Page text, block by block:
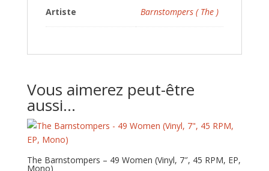
Artiste Barnstompers ( The )
Vous aimerez peut-être
aussi…
The Barnstompers – 49 Women (Vinyl, 7″, 45 RPM, EP,
Mono)